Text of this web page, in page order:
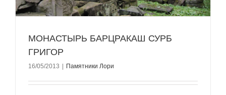
МОНАСТЫРЬ БАРЦРАКАШ СУРБ
ГРИГОР
16/05/2013 Памятники Лори